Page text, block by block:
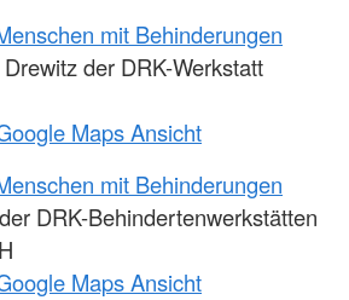
mit Behinderungen
der DRK-Werkstatt
Maps Ansicht
mit Behinderungen
DRK-Behindertenwerkstätten
Maps Ansicht